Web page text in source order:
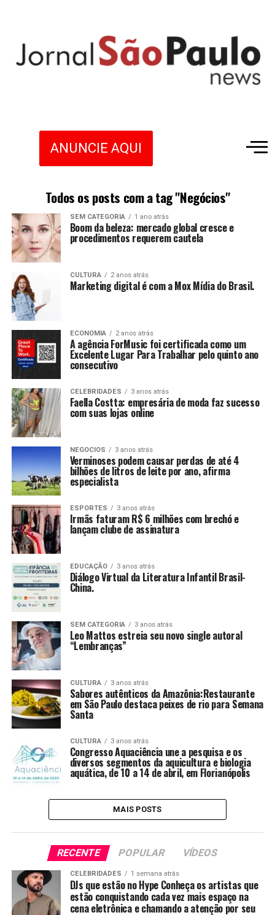
ANUNCIE AQUI
Todos os posts com a tag "Negócios"
SEM CATEGORIA 1 ano atrás
Boom da beleza: mercado global cresce e
procedimentos requerem cautela
CULTURA 2 anos atrás
Marketing digital é com a Mox Mídia do Brasil.
ECONOMIA 2 anos atrás
A agência ForMusic foi certificada como um
Excelente Lugar Para Trabalhar pelo quinto ano
consecutivo
CELEBRIDADES 3 anos atrás
Faella Costta: empresária de moda faz sucesso
com suas lojas online
NEGOCIOS 3 anos atrás
Verminoses podem causar perdas de até 4
bilhões de litros de leite por ano, afirma
especialista
ESPORTES 3 anos atrás
Irmãs faturam R$ 6 milhões com brechó e
lançam clube de assinatura
EDUCAÇÃO 3 anos atrás
Diálogo Virtual da Literatura Infantil Brasil-
China.
SEM CATEGORIA 3 anos atrás
Leo Mattos estreia seu novo single autoral
“Lembranças”
CULTURA 3 anos atrás
Sabores autênticos da Amazônia:Restaurante
em São Paulo destaca peixes de rio para Semana
Santa
CULTURA 3 anos atrás
Congresso Aquaciência une a pesquisa e os
diversos segmentos da aquicultura e biologia
aquática, de 10 a 14 de abril, em Florianópolis
MAIS POSTS
RECENTE POPULAR VÍDEOS
CELEBRIDADES 1 semana atrás
DJs que estão no Hype Conheça os artistas que
estão conquistando cada vez mais espaço na
cena eletrônica e chamando a atenção por seu